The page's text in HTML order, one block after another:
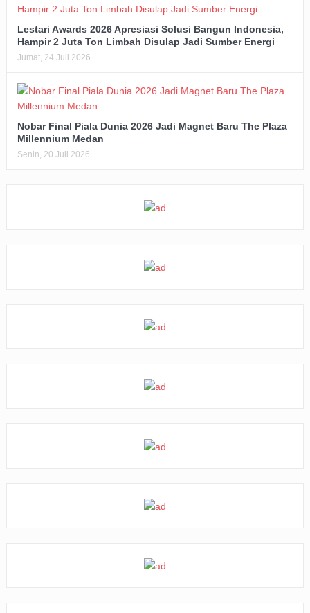
Lestari Awards 2026 Apresiasi Solusi Bangun Indonesia,
Hampir 2 Juta Ton Limbah Disulap Jadi Sumber Energi
Jumat, 24 Juli 2026
Nobar Final Piala Dunia 2026 Jadi Magnet Baru The Plaza
Millennium Medan
Senin, 20 Juli 2026